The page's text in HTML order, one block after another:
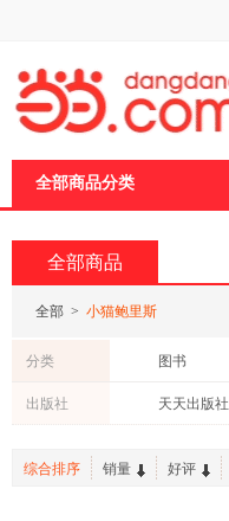
全部商品分类
全部商品
全部 > 小猫鲍里斯
分类 图书
出版社 天天出版社
综合排序 销量 好评
页
加